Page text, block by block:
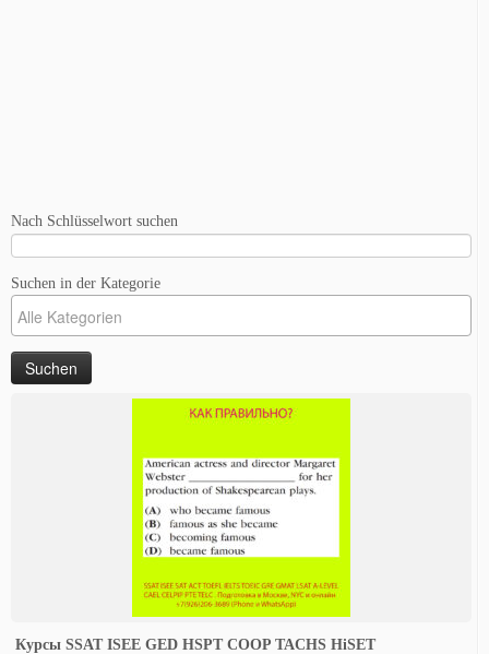
Nach Schlüsselwort suchen
Suchen in der Kategorie
Курсы SSAT ISEE GED HSPT COOP TACHS HiSET